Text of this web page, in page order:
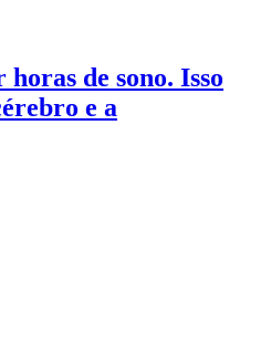
de sono. Isso
e a